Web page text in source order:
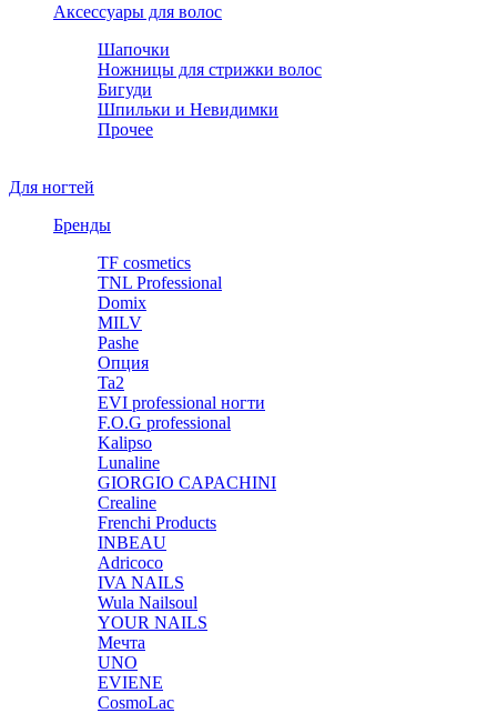
Аксессуары для волос
Шапочки
Ножницы для стрижки волос
Бигуди
Шпильки и Невидимки
Прочее
Для ногтей
Бренды
TF cosmetics
TNL Professional
Domix
MILV
Pashe
Опция
Ta2
EVI professional ногти
F.O.G professional
Kalipso
Lunaline
GIORGIO CAPACHINI
Crealine
Frenchi Products
INBEAU
Adricoco
IVA NAILS
Wula Nailsoul
YOUR NAILS
Мечта
UNO
EVIENE
CosmoLac